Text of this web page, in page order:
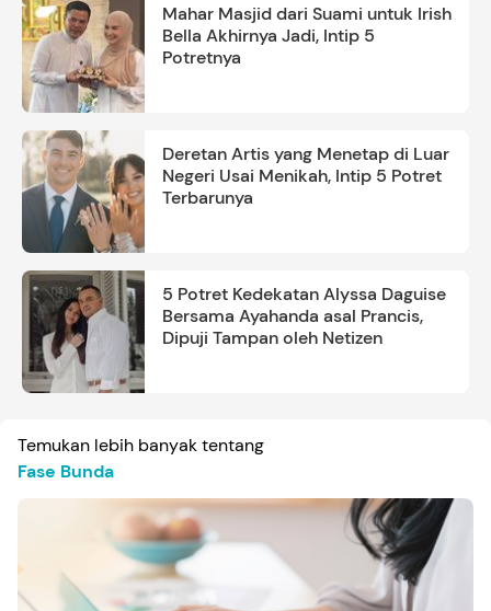
Mahar Masjid dari Suami untuk Irish
Bella Akhirnya Jadi, Intip 5
Potretnya
Deretan Artis yang Menetap di Luar
Negeri Usai Menikah, Intip 5 Potret
Terbarunya
5 Potret Kedekatan Alyssa Daguise
Bersama Ayahanda asal Prancis,
Dipuji Tampan oleh Netizen
Temukan lebih banyak tentang
Fase Bunda